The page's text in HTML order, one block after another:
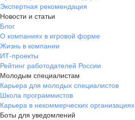
Экспертная рекомендация
Новости и статьи
Блог
О компаниях в игровой форме
Жизнь в компании
ИТ-проекты
Рейтинг работодателей России
Молодым специалистам
Карьера для молодых специалистов
Школа программистов
Карьера в некоммерческих организациях
Боты для уведомлений